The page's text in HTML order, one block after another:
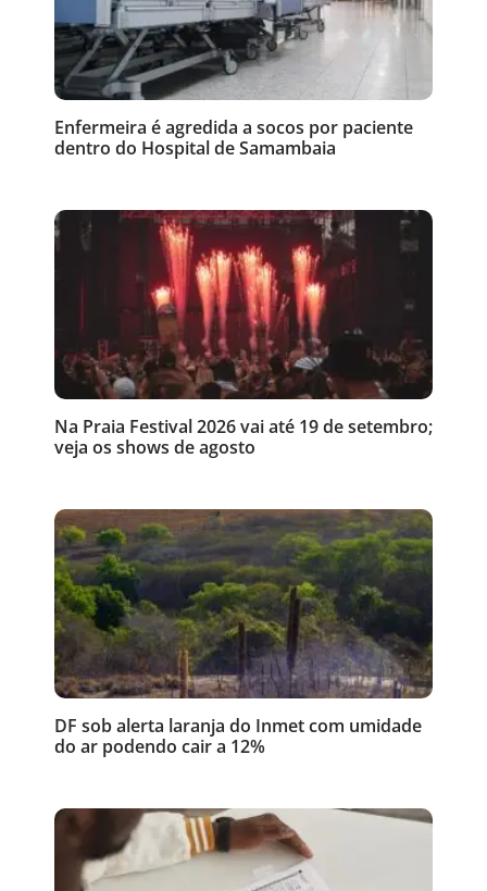
Enfermeira é agredida a socos por paciente
dentro do Hospital de Samambaia
Na Praia Festival 2026 vai até 19 de setembro;
veja os shows de agosto
DF sob alerta laranja do Inmet com umidade
do ar podendo cair a 12%